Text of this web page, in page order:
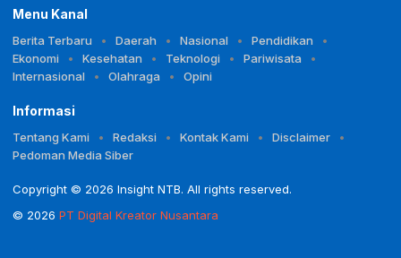
Menu Kanal
Berita Terbaru Daerah Nasional
Pendidikan
Ekonomi
Kesehatan Teknologi
Pariwisata
Internasional
Olahraga Opini
Informasi
Tentang Kami Redaksi Kontak Kami
Disclaimer
Pedoman Media Siber
Copyright © 2026 Insight NTB. All rights reserved.
© 2026 PT Digital Kreator Nusantara